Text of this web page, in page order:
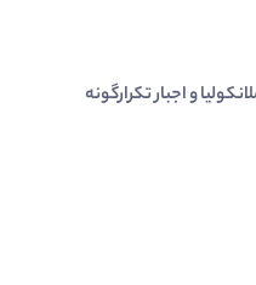
و اجبار تکرارگونه